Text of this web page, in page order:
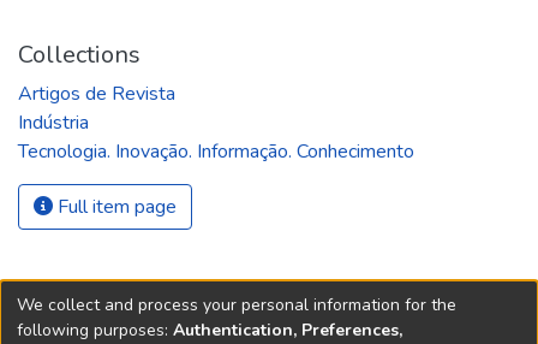
Collections
Artigos de Revista
Indústria
Tecnologia. Inovação. Informação. Conhecimento
Full item page
We collect and process your personal information for the
following purposes: Authentication, Preferences,